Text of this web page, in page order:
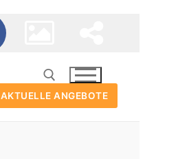
AKTUELLE ANGEBOTE